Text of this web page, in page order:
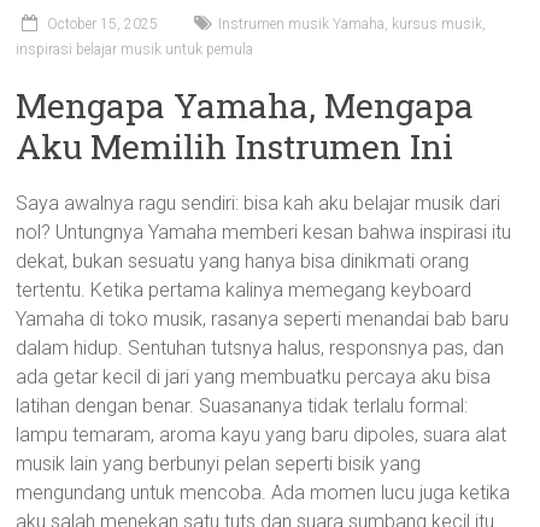
October 15, 2025
Instrumen musik Yamaha, kursus musik,
inspirasi belajar musik untuk pemula
Mengapa Yamaha, Mengapa
Aku Memilih Instrumen Ini
Saya awalnya ragu sendiri: bisa kah aku belajar musik dari
nol? Untungnya Yamaha memberi kesan bahwa inspirasi itu
dekat, bukan sesuatu yang hanya bisa dinikmati orang
tertentu. Ketika pertama kalinya memegang keyboard
Yamaha di toko musik, rasanya seperti menandai bab baru
dalam hidup. Sentuhan tutsnya halus, responsnya pas, dan
ada getar kecil di jari yang membuatku percaya aku bisa
latihan dengan benar. Suasananya tidak terlalu formal:
lampu temaram, aroma kayu yang baru dipoles, suara alat
musik lain yang berbunyi pelan seperti bisik yang
mengundang untuk mencoba. Ada momen lucu juga ketika
aku salah menekan satu tuts dan suara sumbang kecil itu